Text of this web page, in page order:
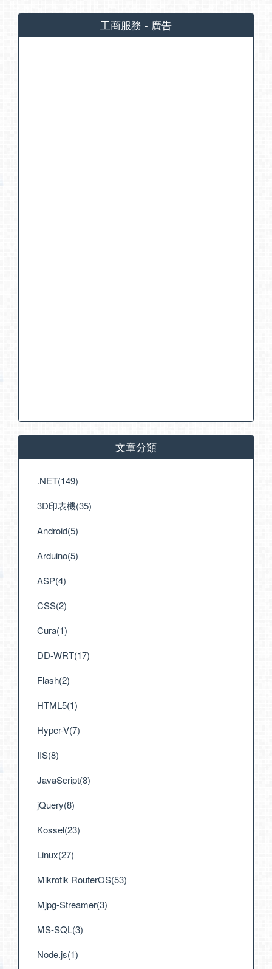
工商服務 - 廣告
文章分類
.NET(149)
3D印表機(35)
Android(5)
Arduino(5)
ASP(4)
CSS(2)
Cura(1)
DD-WRT(17)
Flash(2)
HTML5(1)
Hyper-V(7)
IIS(8)
JavaScript(8)
jQuery(8)
Kossel(23)
Linux(27)
Mikrotik RouterOS(53)
Mjpg-Streamer(3)
MS-SQL(3)
Node.js(1)